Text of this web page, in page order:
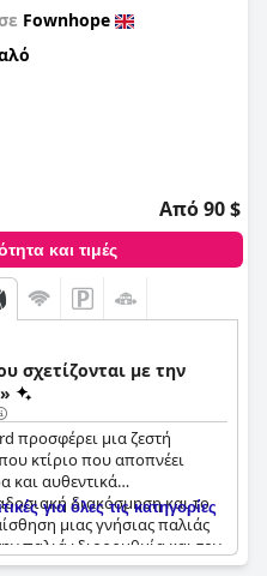
Fownhope
Από 90 $
και τιμές
σχετίζονται με την
προσφέρει μια ζεστή
κτίριο που αποπνέει
και αυθεντικά
διακόσμηση και το
μιας γνήσιας παλιάς
παλιά ιδιορρυθμία και τον
αυτού του
για όλες τις κατηγορίες